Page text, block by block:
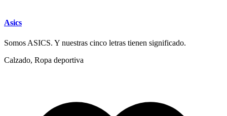
Asics
Somos ASICS. Y nuestras cinco letras tienen significado.
Calzado, Ropa deportiva